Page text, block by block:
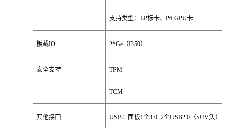
支持类型 ：LP标卡、P6 GPU卡
板载IO 2*Ge （I350）
安全支持 TPM
TCM
其他接口 USB：面板1个3.0+2个USB2.0 （SUV头）